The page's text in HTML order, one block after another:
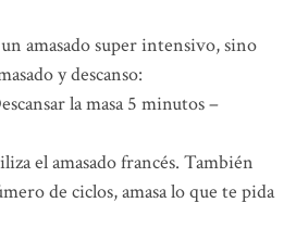
amasado super intensivo, sino
y descanso:
la masa 5 minutos –
el amasado francés. También
de ciclos, amasa lo que te pida